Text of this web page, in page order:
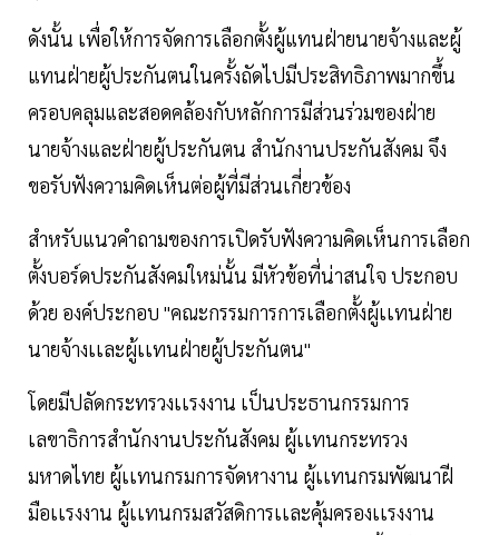
ดังนั้น เพื่อให้การจัดการเลือกตั้งผู้แทนฝ่ายนายจ้างและผู้
แทนฝ่ายผู้ประกันตนในครั้งถัดไปมีประสิทธิภาพมากขึ้น
ครอบคลุมและสอดคล้องกับหลักการมีส่วนร่วมของฝ่าย
นายจ้างและฝ่ายผู้ประกันตน สำนักงานประกันสังคม จึง
ขอรับฟังความคิดเห็นต่อผู้ที่มีส่วนเกี่ยวข้อง
สำหรับแนวคำถามของการเปิดรับฟังความคิดเห็นการเลือก
ตั้งบอร์ดประกันสังคมใหม่นั้น มีหัวข้อที่น่าสนใจ ประกอบ
ด้วย องค์ประกอบ "คณะกรรมการการเลือกตั้งผู้เเทนฝ่าย
นายจ้างเเละผู้เเทนฝ่ายผู้ประกันตน"
โดยมีปลัดกระทรวงเเรงงาน เป็นประธานกรรมการ
เลขาธิการสำนักงานประกันสังคม ผู้เเทนกระทรวง
มหาดไทย ผู้เเทนกรมการจัดหางาน ผู้เเทนกรมพัฒนาฝี
มือเเรงงาน ผู้เเทนกรมสวัสดิการเเละคุ้มครองเเรงงาน